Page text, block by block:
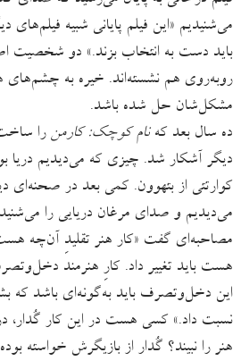
می‌شنیدیم «این فیلم پایانی شبیه فیلم‌های
باید دست به انتخاب بزند.» دو شخصیت
روبه‌روی هم نشسته‌اند. خیره به چشم‌های
مشکل‌شان حل‌ شده باشد.
ده ‌سال بعد کهنام کوچک: کارمن را
دیگر آشکار شد. چیزی که می‌دیدیم دریا
کوارتتی از بتهوون. کمی بعد در صحنه‌ای
می‌دیدیم و صدای مرغان دریایی را
مصاحبه‌ای گفت «کار هنر تقلیدِ آن‌چه
هست باید تغییر داد. کارِ هنرمند
این دخل‌وتصرف باید به‌گونه‌ای باشد که
نسبت داد.» ‌کسی هست در این کار گُدار،
هنر را نبیند؟ گُدار از بازیگرش خواسته